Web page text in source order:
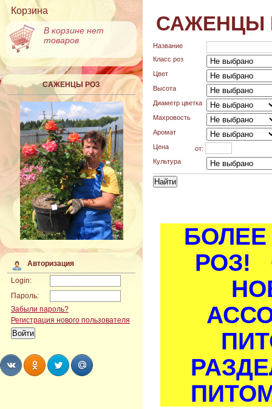
Корзина
В корзине нет
товаров
САЖЕНЦЫ РОЗ
Авторизация
Login:
Пароль:
Забыли пароль?
Регистрация нового пользователя
САЖЕНЦЫ
Название
Класс роз
Цвет
Высота
Диаметр цветка
Махровость
Аромат
Цена
от:
Культура
БОЛЕЕ
РОЗ!